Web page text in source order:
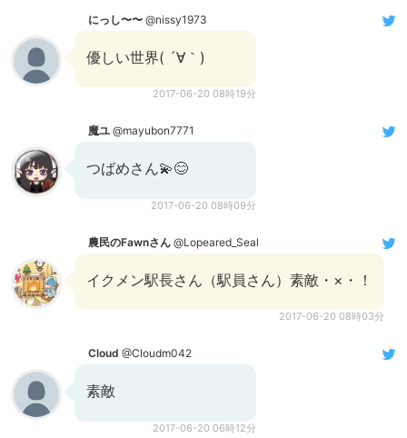
にっし〜〜 @nissy1973
優しい世界( ´∀｀)
2017-06-20 08時19分
魔ユ @mayubon7771
つばめさん💫😊
2017-06-20 08時09分
農民のFawnさん @Lopeared_Seal
イクメン駅長さん（駅員さん）素敵・×・！
2017-06-20 08時03分
Cloud @Cloudm042
素敵
2017-06-20 06時12分